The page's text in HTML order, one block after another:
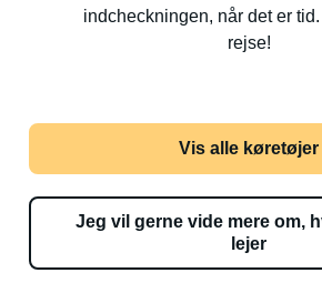
indcheckningen, når det er
rejse!
Vis alle køretøjer
Jeg vil gerne vide mere om,
lejer